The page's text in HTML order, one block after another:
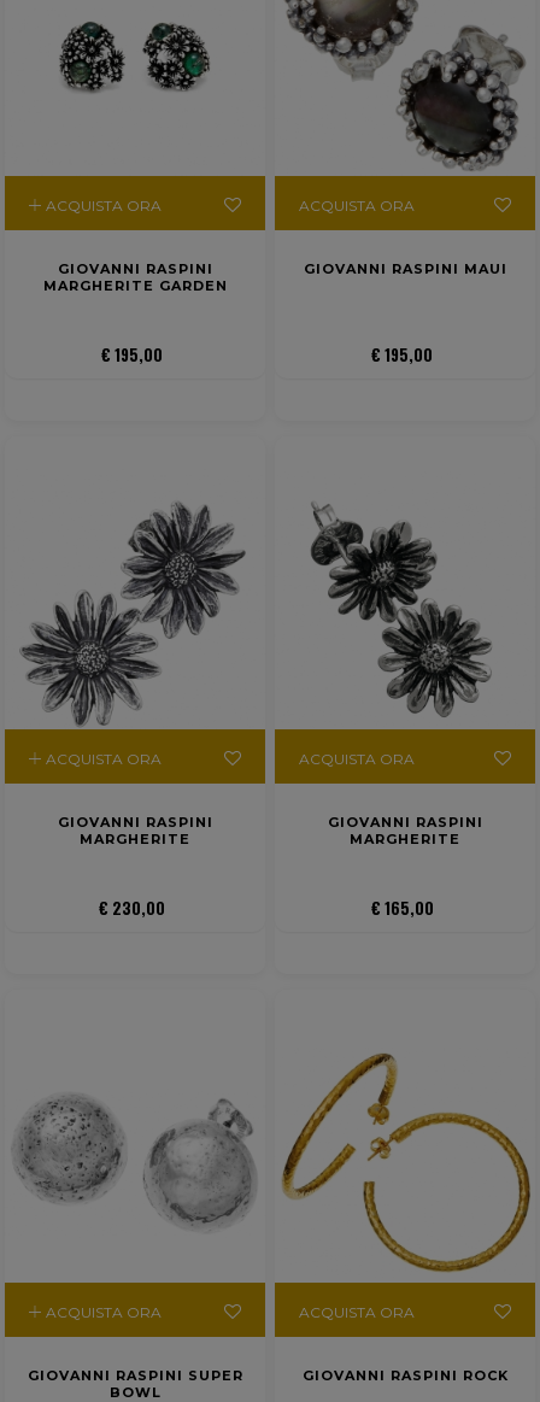
ACQUISTA ORA
GIOVANNI RASPINI
MARGHERITE GARDEN
€ 195,00
ACQUISTA ORA
GIOVANNI RASPINI MAUI
€ 195,00
ACQUISTA ORA
GIOVANNI RASPINI
MARGHERITE
€ 230,00
ACQUISTA ORA
GIOVANNI RASPINI
MARGHERITE
€ 165,00
ACQUISTA ORA
GIOVANNI RASPINI SUPER
BOWL
ACQUISTA ORA
GIOVANNI RASPINI ROCK